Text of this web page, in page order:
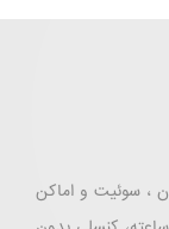
، سوئیت و اماکن